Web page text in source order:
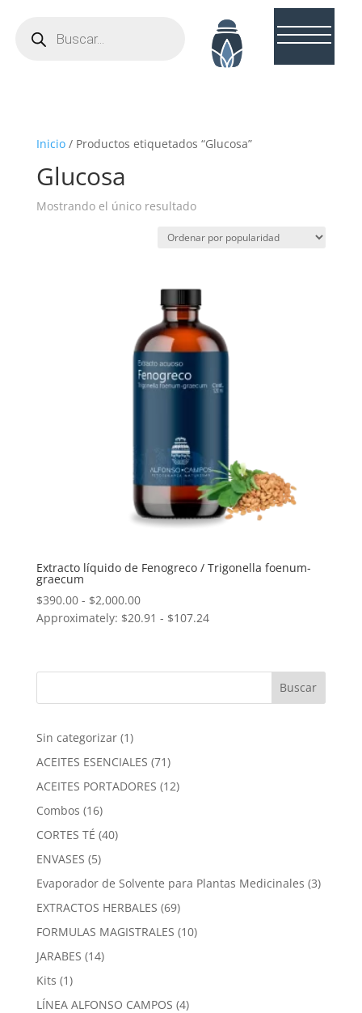
productos
Inicio/ Productos etiquetados “Glucosa”
Glucosa
Mostrando el único resultado
Extracto líquido de Fenogreco / Trigonella foenum-
graecum
$390.00 - $2,000.00Rango
de
$390.00
Approximately: $20.91 - $107.24
Sin categorizar 11
producto
ACEITES ESENCIALES 7171
productos
ACEITES PORTADORES 1212
Combos 1616
productos
CORTES TÉ 4040
ENVASES 55
productos
Evaporador de Solvente para Plantas Medicinales 33
EXTRACTOS HERBALES 6969
productos
FORMULAS MAGISTRALES 1010
JARABES 1414
Kits 11
producto
LÍNEA ALFONSO CAMPOS 44